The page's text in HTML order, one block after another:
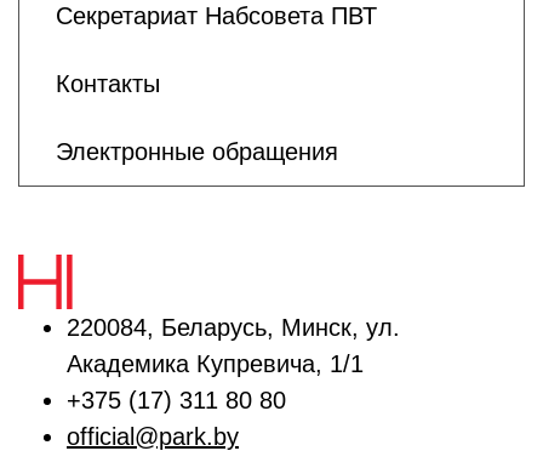
Секретариат Набсовета ПВТ
Контакты
Электронные обращения
220084, Беларусь, Минск, ул.
Академика Купревича, 1/1
+375 (17) 311 80 80
official@park.by